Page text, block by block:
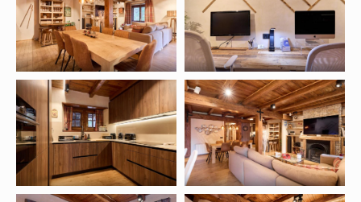
НЕ ВКЛЮЧЕНО
В СТОИМОСТЬ
– АВИАПЕРЕЛЕТЫ В БАРСЕЛОНУ
– ОФОРМЛЕНИЕ ШЕНГЕНСКОЙ ВИЗЫ
– ОБЕДЫ, УЖИНЫ (БУДЕМ ЗАХОДИТЬ В РЕСТОРАНЫ ИЛИ
КАФЕ)
– АРЕНДА СНАРЯЖЕНИЯ
– ПО ЖЕЛАНИЮ СКИ ПАСС НА ЕЩЕ 2 ДНЯ
– СУВЕНИРЫ И ЛИЧНЫЕ РАСХОДЫ